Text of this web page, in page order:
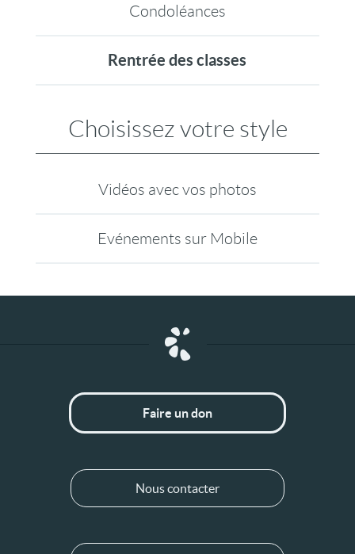
Condoléances
Rentrée des classes
Choisissez votre style
Vidéos avec vos photos
Evénements sur Mobile
Faire un don
Nous contacter